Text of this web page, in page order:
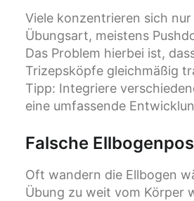
Viele konzentrieren sich nur
Übungsart, meistens
Das Problem hierbei ist,
Trizepsköpfe gleichmäßig
Tipp: Integriere
eine umfassende
Falsche
Oft wandern die Ellbogen
Übung zu weit vom Körper